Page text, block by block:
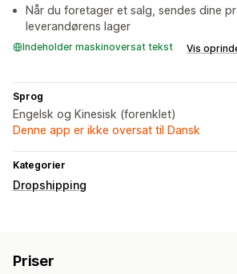
Når du foretager et salg, sendes dine
leverandørens lager
Indeholder maskinoversat tekst Vis
Sprog
Engelsk og Kinesisk (forenklet)
Denne app er ikke oversat til Dansk
Kategorier
Dropshipping
Sundhed og skønhed
Priser